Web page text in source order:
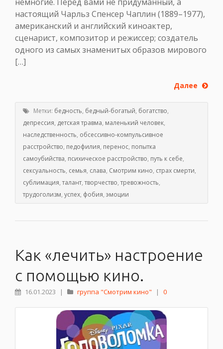
настоящий Чарльз Спенсер Чаплин (1889–1977),
американский и английский киноактер,
сценарист, композитор и режиссер; создатель
одного из самых знаменитых образов мирового
[…]
Далее
Метки: бедность, бедный-богатый, богатство,
депрессия, детская травма, маленький человек,
наследственность, обсессивно-компульсивное
расстройство, педофилия, перенос, попытка
самоубийства, психическое расстройство, путь к себе,
сексуальность, семья, слава, Смотрим кино, страх смерти,
сублимация,талант,творчество,тревожность,
трудоголизм, успех, фобия, эмоции
Как «лечить» настроение
с помощью кино.
16.01.2023 | группа "Смотрим кино" | 0